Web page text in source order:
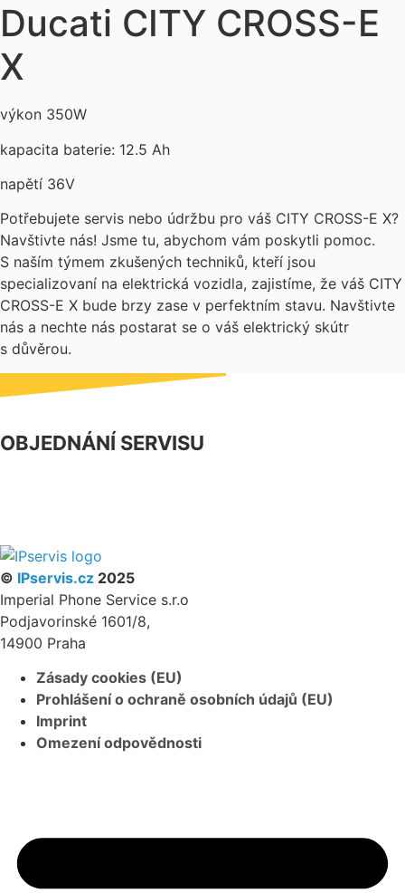
Ducati CITY CROSS-E
X
výkon 350W
kapacita baterie: 12.5 Ah
napětí 36V
Potřebujete servis nebo údržbu pro váš CITY CROSS-E X?
Navštivte nás! Jsme tu, abychom vám poskytli pomoc.
S naším týmem zkušených techniků, kteří jsou
specializovaní na elektrická vozidla, zajistíme, že váš CITY
CROSS-E X bude brzy zase v perfektním stavu. Navštivte
nás a nechte nás postarat se o váš elektrický skútr
s důvěrou.
OBJEDNÁNÍ SERVISU
© IPservis.cz 2025
Imperial Phone Service s.r.o
Podjavorinské 1601/8,
14900 Praha
Zásady cookies (EU)
Prohlášení o ochraně osobních údajů (EU)
Imprint
Omezení odpovědnosti